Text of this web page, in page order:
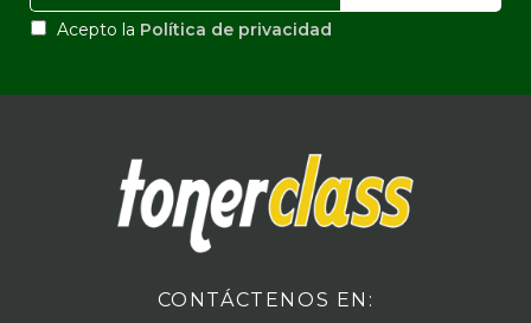
Acepto la Política de privacidad
CONTÁCTENOS EN: